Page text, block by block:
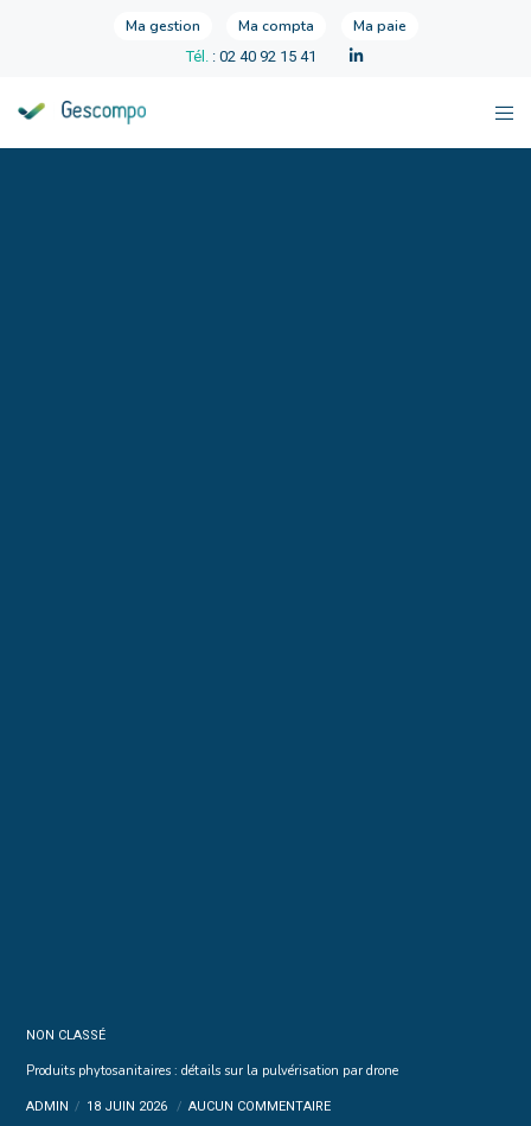
Ma gestion Ma compta Ma paie
Tél. : 02 40 92 15 41
NON CLASSÉ
Produits phytosanitaires : détails sur la pulvérisation par drone
ADMIN 18 JUIN 2026 AUCUN COMMENTAIRE